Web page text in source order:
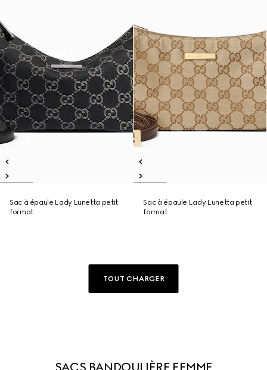
Sac à épaule Lady Lunetta petit
format
Sac à épaule Lady Lunetta petit
format
TOUT CHARGER
SACS BANDOULIÈRE FEMME